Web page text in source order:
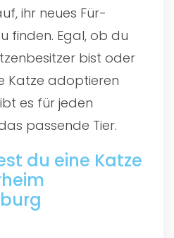
ihr neues Für-
finden. Egal, ob du
bist oder
Katze adoptieren
es für jeden
passende Tier.
du eine Katze